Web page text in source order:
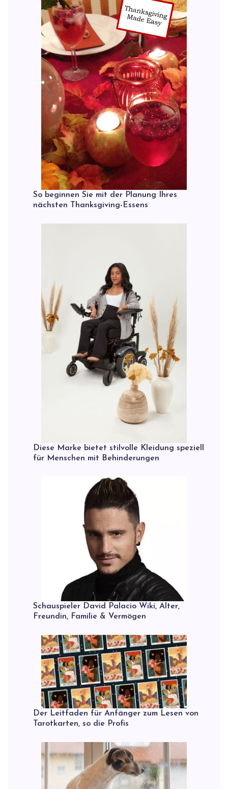
So beginnen Sie mit der Planung Ihres
nächsten Thanksgiving-Essens
Diese Marke bietet stilvolle Kleidung speziell
für Menschen mit Behinderungen
Schauspieler David Palacio Wiki, Alter,
Freundin, Familie & Vermögen
Der Leitfaden für Anfänger zum Lesen von
Tarotkarten, so die Profis